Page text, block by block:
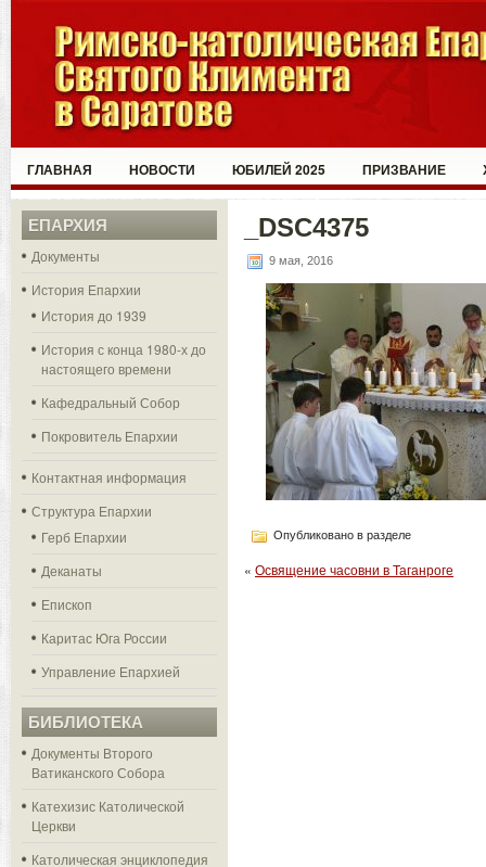
ГЛАВНАЯ НОВОСТИ ЮБИЛЕЙ 2025 ПРИЗВАНИЕ
ЕПАРХИЯ
Документы
История Епархии
История до 1939
История с конца 1980-х до
настоящего времени
Кафедральный Собор
Покровитель Епархии
Контактная информация
Структура Епархии
Герб Епархии
Деканаты
Епископ
Каритас Юга России
Управление Епархией
БИБЛИОТЕКА
Документы Второго
Ватиканского Собора
Катехизис Католической
Церкви
Католическая энциклопедия
_DSC4375
9 мая, 2016
Опубликовано в разделе
« Освящение часовни в Таганроге